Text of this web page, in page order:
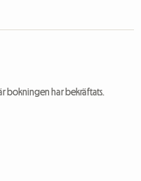
bokningen har bekräftats.